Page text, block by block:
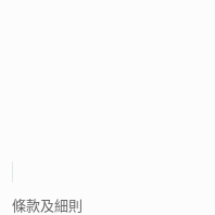
條款及細則